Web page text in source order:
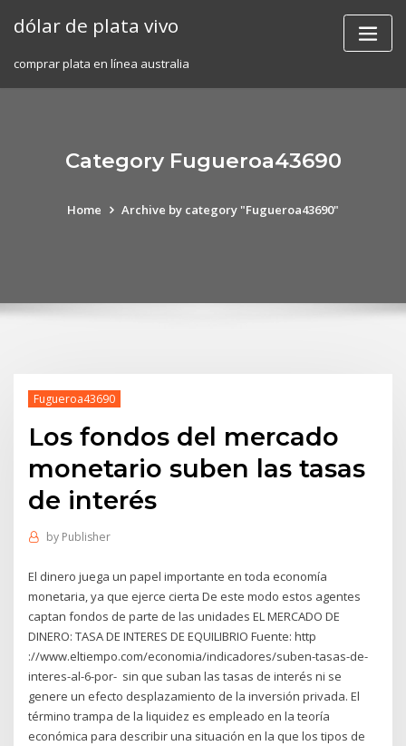
dólar de plata vivo
comprar plata en línea australia
Category Fugueroa43690
Home Archive by category "Fugueroa43690"
Fugueroa43690
Los fondos del mercado
monetario suben las tasas
de interés
by Publisher
El dinero juega un papel importante en toda economía
monetaria, ya que ejerce cierta De este modo estos agentes
captan fondos de parte de las unidades EL MERCADO DE
DINERO: TASA DE INTERES DE EQUILIBRIO Fuente: http
://www.eltiempo.com/economia/indicadores/suben-tasas-de-
interes-al-6-por- sin que suban las tasas de interés ni se
genere un efecto desplazamiento de la inversión privada. El
término trampa de la liquidez es empleado en la teoría
económica para describir una situación en la que los tipos de